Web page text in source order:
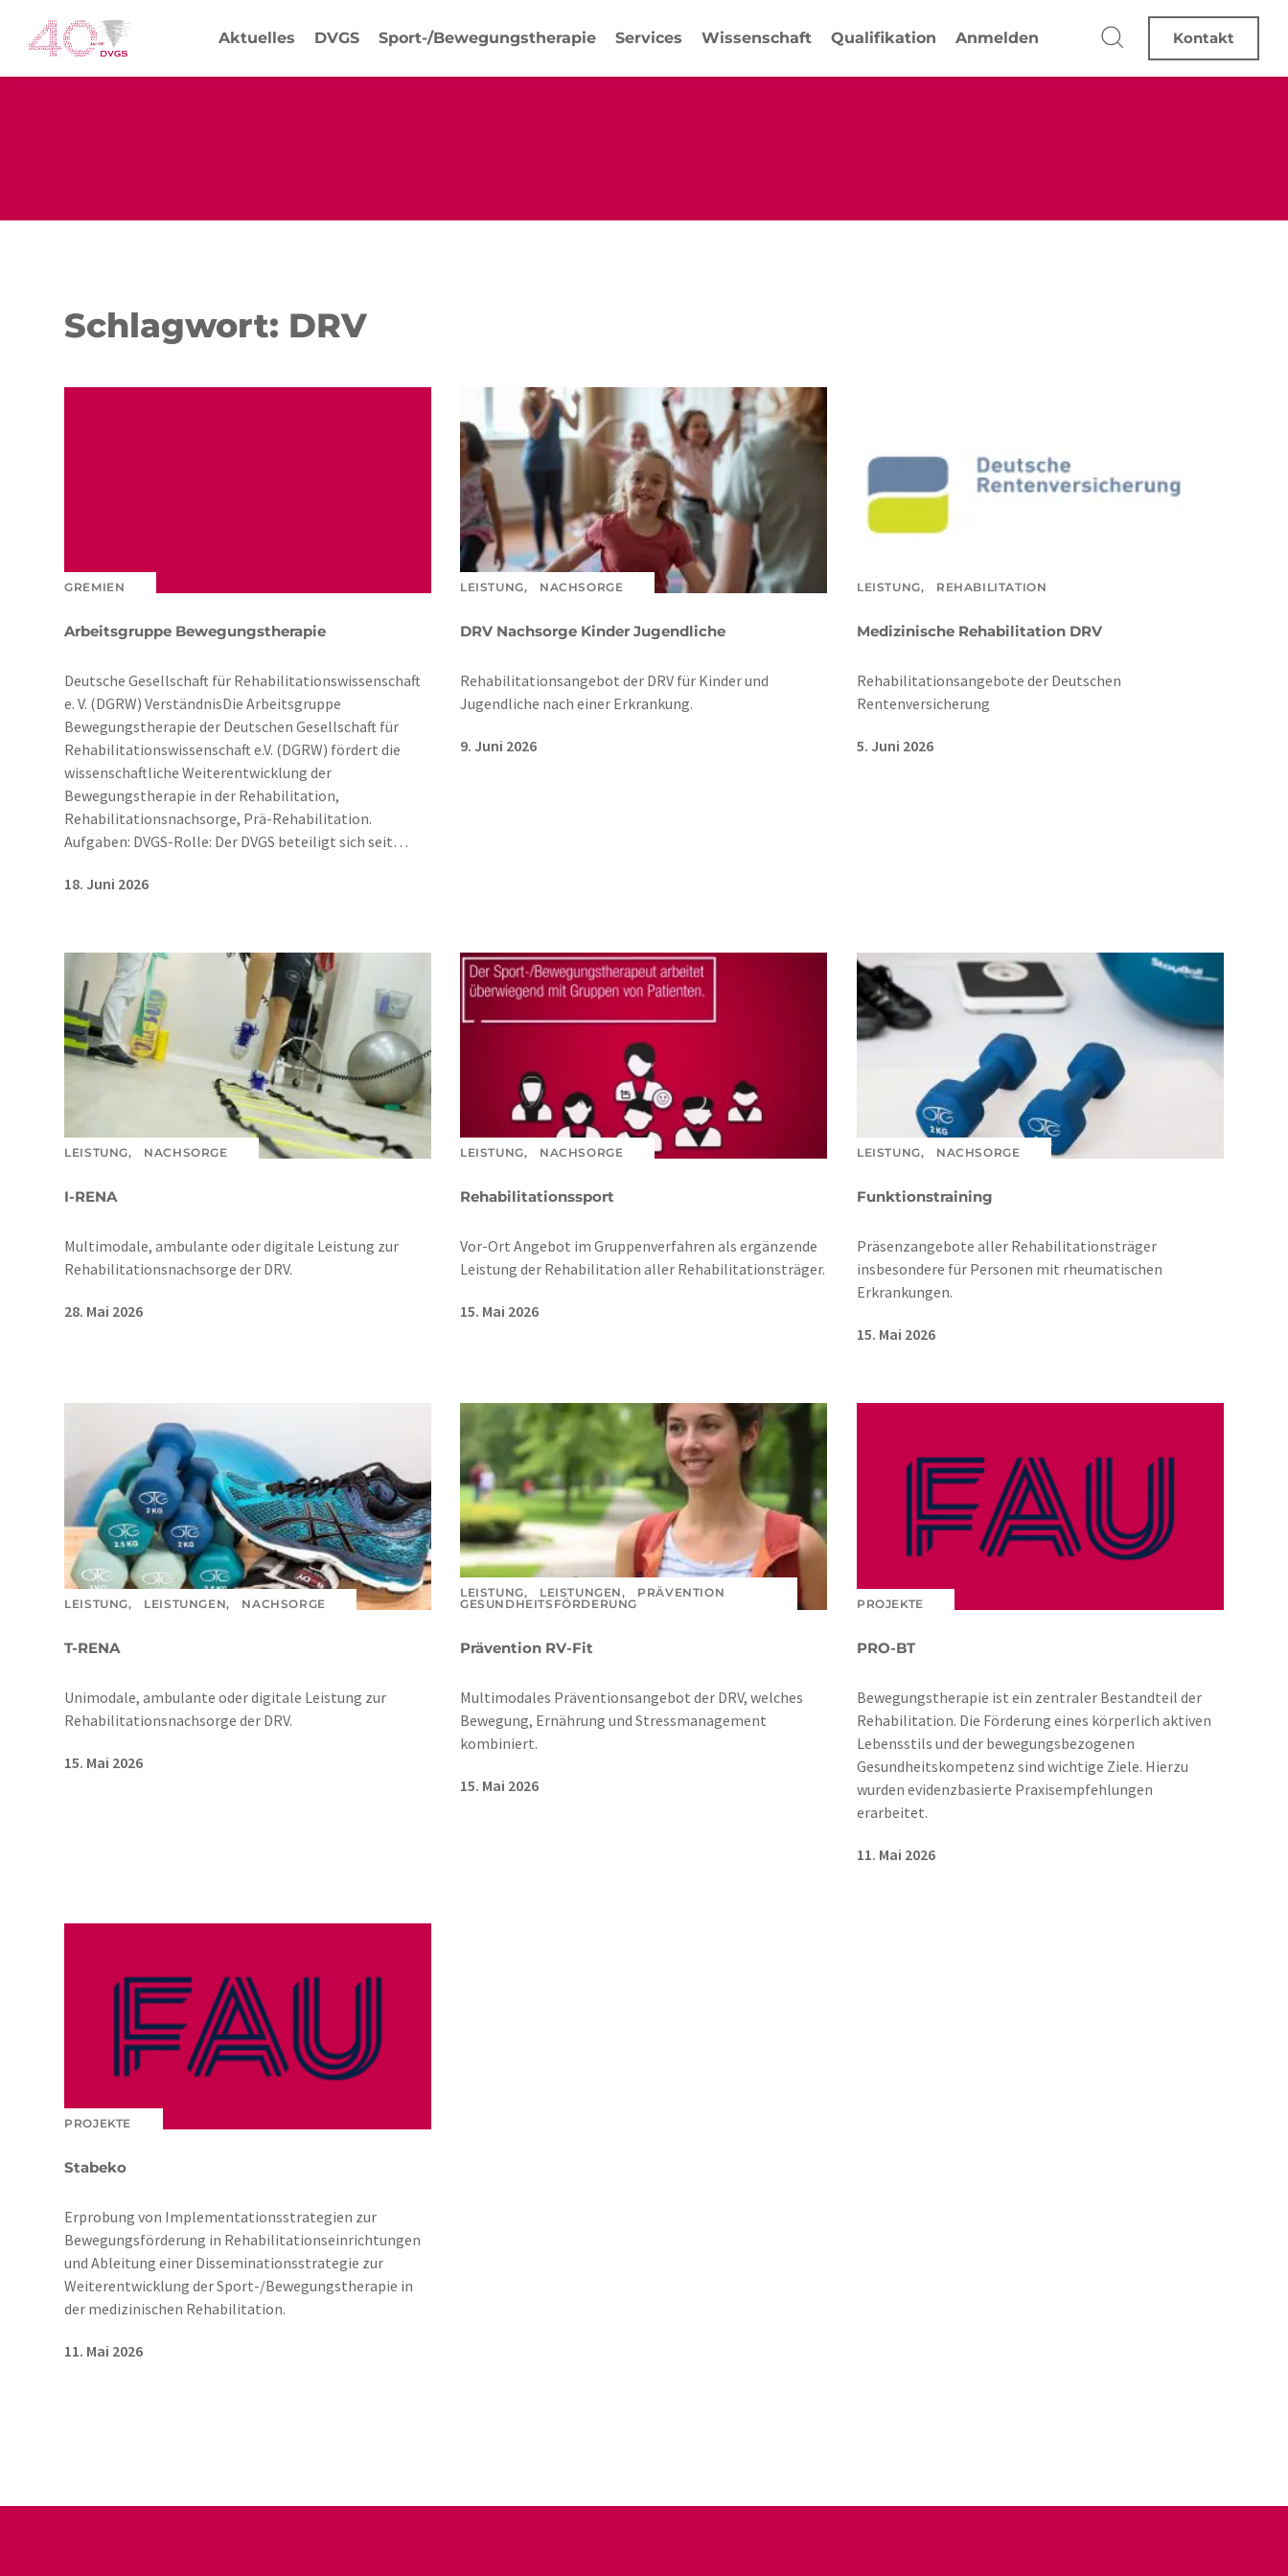
Schlagwort: DRV
GREMIEN
Arbeitsgruppe Bewegungstherapie
Deutsche Gesellschaft für Rehabilitationswissenschaft
e. V. (DGRW) VerständnisDie Arbeitsgruppe
Bewegungstherapie der Deutschen Gesellschaft für
Rehabilitationswissenschaft e.V. (DGRW) fördert die
wissenschaftliche Weiterentwicklung der
Bewegungstherapie in der Rehabilitation,
Rehabilitationsnachsorge, Prä-Rehabilitation.
Aufgaben: DVGS-Rolle: Der DVGS beteiligt sich seit…
18. Juni 2026
LEISTUNG, NACHSORGE
DRV Nachsorge Kinder Jugendliche
Rehabilitationsangebot der DRV für Kinder und
Jugendliche nach einer Erkrankung.
9. Juni 2026
LEISTUNG, REHABILITATION
Medizinische Rehabilitation DRV
Rehabilitationsangebote der Deutschen
Rentenversicherung
5. Juni 2026
LEISTUNG, NACHSORGE
I-RENA
Multimodale, ambulante oder digitale Leistung zur
Rehabilitationsnachsorge der DRV.
28. Mai 2026
LEISTUNG, NACHSORGE
Rehabilitationssport
Vor-Ort Angebot im Gruppenverfahren als ergänzende
Leistung der Rehabilitation aller Rehabilitationsträger.
15. Mai 2026
LEISTUNG, NACHSORGE
Funktionstraining
Präsenzangebote aller Rehabilitationsträger
insbesondere für Personen mit rheumatischen
Erkrankungen.
15. Mai 2026
LEISTUNG, LEISTUNGEN, NACHSORGE
T-RENA
Unimodale, ambulante oder digitale Leistung zur
Rehabilitationsnachsorge der DRV.
15. Mai 2026
LEISTUNG, LEISTUNGEN,
PRÄVENTION
GESUNDHEITSFÖRDERUNG
Prävention RV-Fit
Multimodales Präventionsangebot der DRV, welches
Bewegung, Ernährung und Stressmanagement
kombiniert.
15. Mai 2026
PROJEKTE
PRO-BT
Bewegungstherapie ist ein zentraler Bestandteil der
Rehabilitation. Die Förderung eines körperlich aktiven
Lebensstils und der bewegungsbezogenen
Gesundheitskompetenz sind wichtige Ziele. Hierzu
wurden evidenzbasierte Praxisempfehlungen
erarbeitet.
11. Mai 2026
PROJEKTE
Stabeko
Erprobung von Implementationsstrategien zur
Bewegungsförderung in Rehabilitationseinrichtungen
und Ableitung einer Disseminationsstrategie zur
Weiterentwicklung der Sport-/Bewegungstherapie in
der medizinischen Rehabilitation.
11. Mai 2026
Aktuelles DVGS Sport-/Bewegungstherapie Services Wissenschaft Qualifikation Anmelden Kontakt